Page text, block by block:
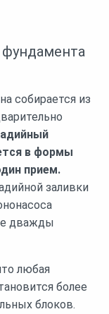
фундамента
собирается из
в формы
прием.
заливки
дважды
любая
более
блоков.